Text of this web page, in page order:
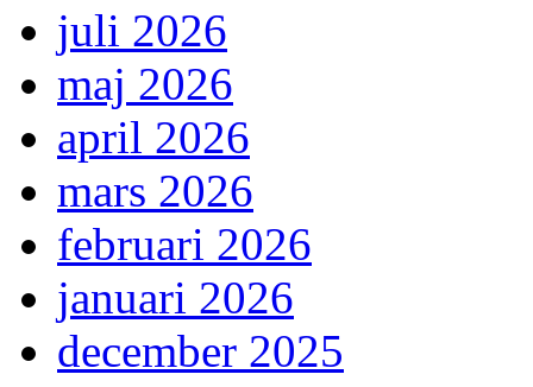
juli 2026
maj 2026
april 2026
mars 2026
februari 2026
januari 2026
december 2025